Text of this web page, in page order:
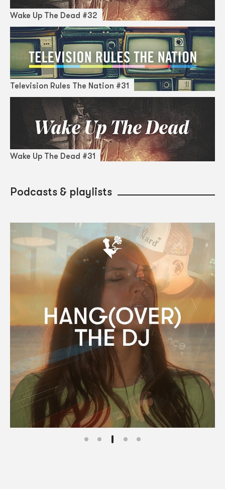
Wake Up The Dead #32
Television Rules The Nation #31
Wake Up The Dead #31
Podcasts & playlists